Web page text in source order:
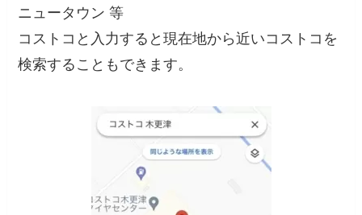
ニュータウン 等
コストコと入力すると現在地から近いコストコを
検索することもできます。